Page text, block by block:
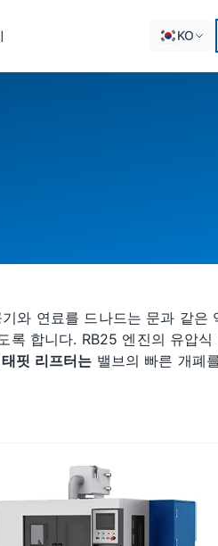
KO
와 연료를 드나드는 문과 같은
록 합니다. RB25 엔진의 유압식
핏 리프터는 밸브의 빠른 개폐